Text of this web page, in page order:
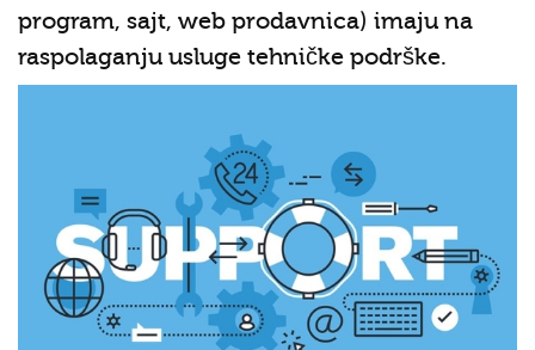
program, sajt, web prodavnica) imaju na
raspolaganju usluge tehničke podrške.